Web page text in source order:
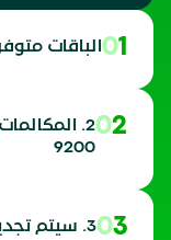
01 الباقات
02
2.
9200
03 3. سيتم تجديد اشتراكك تلقائيًا